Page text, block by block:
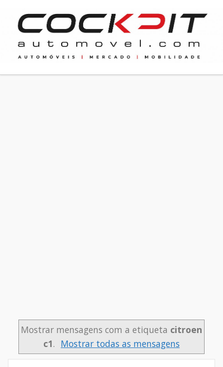
Mostrar mensagens com a etiqueta citroen
c1. Mostrar todas as mensagens